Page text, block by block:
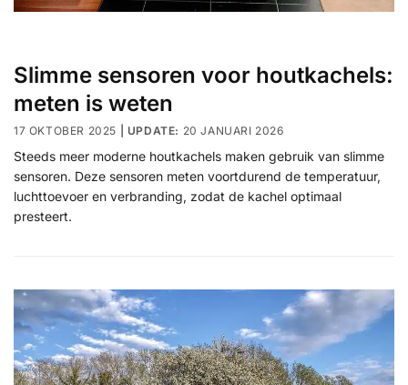
Slimme sensoren voor houtkachels:
meten is weten
17 OKTOBER 2025 20 JANUARI 2026
Steeds meer moderne houtkachels maken gebruik van slimme
sensoren. Deze sensoren meten voortdurend de temperatuur,
luchttoevoer en verbranding, zodat de kachel optimaal
presteert.